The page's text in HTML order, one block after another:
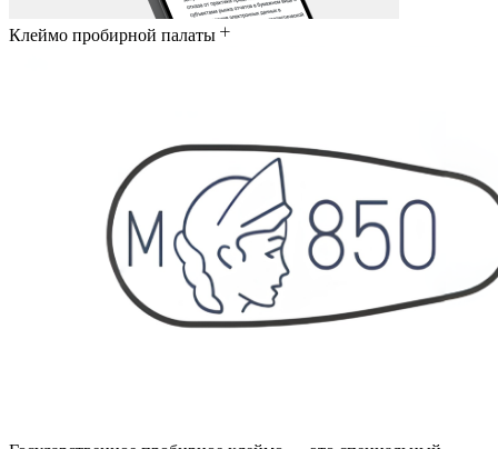
Клеймо пробирной палаты